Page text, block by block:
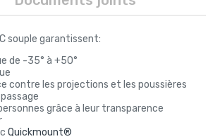
souple garantissent:
de -35° à +50°
contre les projections et les poussières
grâce à leur transparence
Quickmount®